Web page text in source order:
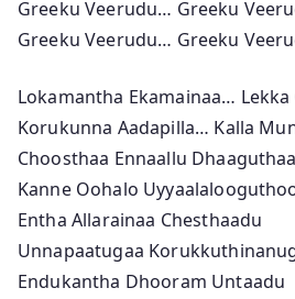
Greeku Veerudu… Greeku
Greeku Veerudu… Greeku
Lokamantha Ekamainaa…
Korukunna Aadapilla… Kalla
Choosthaa Ennaallu
Kanne Oohalo
Entha Allarainaa Chesthaadu
Unnapaatugaa
Endukantha Dhooram Untaadu